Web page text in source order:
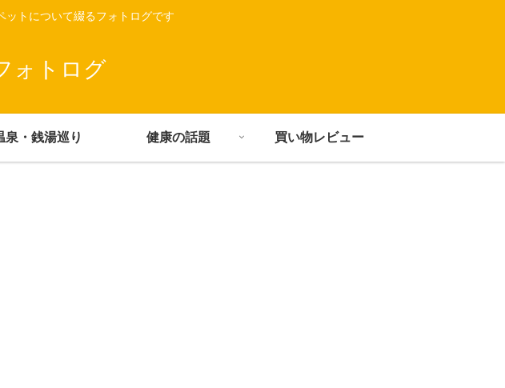
トについて綴るフォトログです
ォトログ
泉・銭湯巡り 健康の話題 買い物レビュー